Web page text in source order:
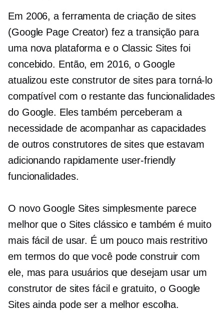
Em 2006, a ferramenta de criação de sites
(Google Page Creator) fez a transição para
uma nova plataforma e o Classic Sites foi
concebido. Então, em 2016, o Google
atualizou este construtor de sites para torná-lo
compatível com o restante das funcionalidades
do Google. Eles também perceberam a
necessidade de acompanhar as capacidades
de outros construtores de sites que estavam
adicionando rapidamente user-friendly
funcionalidades.
O novo Google Sites simplesmente parece
melhor que o Sites clássico e também é muito
mais fácil de usar. É um pouco mais restritivo
em termos do que você pode construir com
ele, mas para usuários que desejam usar um
construtor de sites fácil e gratuito, o Google
Sites ainda pode ser a melhor escolha.